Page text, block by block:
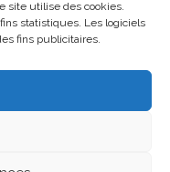
site utilise des cookies.
statistiques. Les logiciels
fins publicitaires.
Erzange